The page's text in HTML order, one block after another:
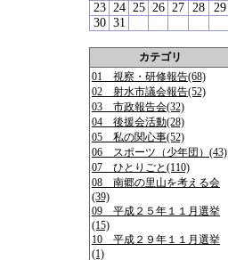
23 24 25 26 27 28
29
30 31
カテゴリ
01 視察・研修報告(68)
02 射水市議会報告(52)
03 市政報告会(32)
04 後援会活動(28)
05 私の関心事(52)
06 スポーツ（少年団）(43)
07 ひとりごと(110)
08 南郷の里山を考える会
(39)
09 平成２５年１１月選挙
(15)
10 平成２９年１１月選挙
(1)